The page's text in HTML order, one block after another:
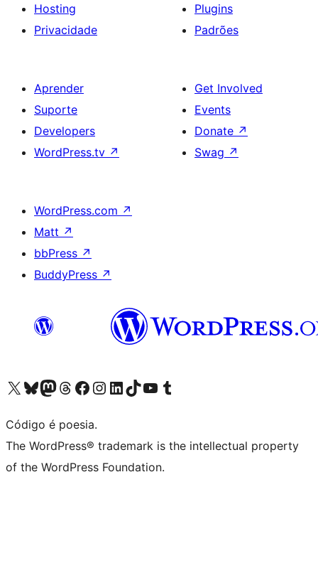
Hosting
Privacidade
Plugins
Padrões
Aprender
Suporte
Developers
WordPress.tv ↗
Get Involved
Events
Donate ↗
Swag ↗
WordPress.com ↗
Matt ↗
bbPress ↗
BuddyPress ↗
Visite a nossa conta X (antigo Twitter)
Visit our Bluesky account
Visit our Mastodon account
Visit our Threads account
Visite a nossa página do Facebook
Visite a nossa conta no Instagram
Visite a nossa conta no LinkedIn
Visit our TikTok account
Visit our YouTube channel
Visit our Tumblr account
Código é poesia.
The WordPress® trademark is the intellectual property
of the WordPress Foundation.